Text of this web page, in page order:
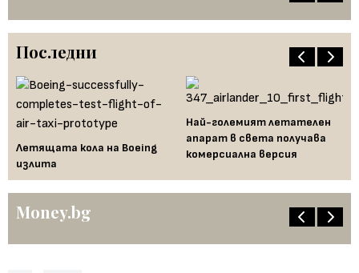
Последни
Летящата кола на Boeing
излита
Най-големият летателен
апарат в света получава
комерсиална версия
Money.bg